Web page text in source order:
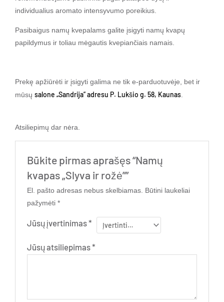
individualius aromato intensyvumo poreikius.
Pasibaigus namų kvepalams galite įsigyti namų kvapų
papildymus ir toliau mėgautis kvepiančiais namais.
Prekę apžiūrėti ir įsigyti galima ne tik e-parduotuvėje, bet ir
mūsų salone „Sandrija” adresu P. Lukšio g. 58, Kaunas
Atsiliepimų dar nėra.
Būkite pirmas aprašęs “Namų
kvapas „Slyva ir rožė””
El. pašto adresas nebus skelbiamas. Būtini laukeliai
pažymėti*
Jūsų įvertinimas*
Jūsų atsiliepimas*